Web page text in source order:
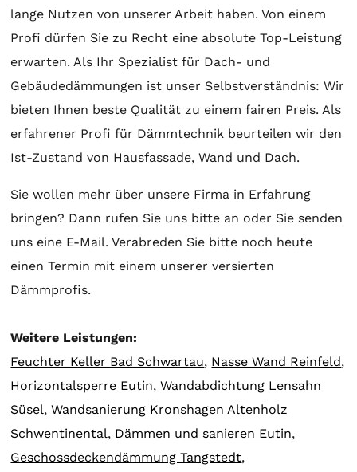
lange Nutzen von unserer Arbeit haben. Von einem
Profi dürfen Sie zu Recht eine absolute Top-Leistung
erwarten. Als Ihr Spezialist für Dach- und
Gebäudedämmungen ist unser Selbstverständnis: Wir
bieten Ihnen beste Qualität zu einem fairen Preis. Als
erfahrener Profi für Dämmtechnik beurteilen wir den
Ist-Zustand von Hausfassade, Wand und Dach.
Sie wollen mehr über unsere Firma in Erfahrung
bringen? Dann rufen Sie uns bitte an oder Sie senden
uns eine E-Mail. Verabreden Sie bitte noch heute
einen Termin mit einem unserer versierten
Dämmprofis.
Weitere Leistungen:
Feuchter Keller Bad Schwartau, Nasse Wand Reinfeld,
Horizontalsperre Eutin,Wandabdichtung Lensahn
Süsel,Wandsanierung Kronshagen Altenholz
Schwentinental, Dämmen und sanieren Eutin,
Geschossdeckendämmung Tangstedt,